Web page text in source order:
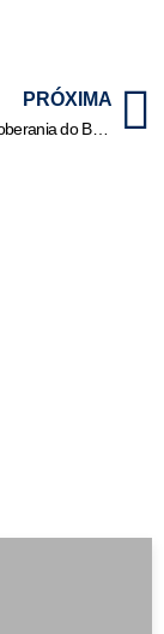
PRÓXIMA
Lula defende soberania do Brasil sobre minerais críticos